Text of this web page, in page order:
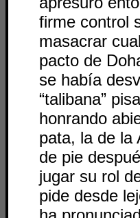
firme control
masacrar
pacto de
se había
“talibana”
honrando
pata, la de la
de pie
jugar su rol
pide desde